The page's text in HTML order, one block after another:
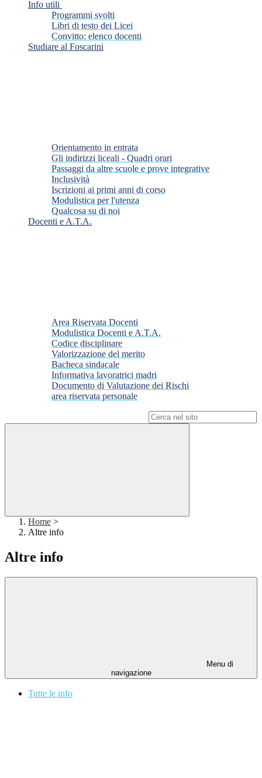
Info utili
Programmi svolti
Libri di testo dei Licei
Convitto: elenco docenti
Studiare al Foscarini
Orientamento in entrata
Gli indirizzi liceali - Quadri orari
Passaggi da altre scuole e prove integrative
Inclusività
Iscrizioni ai primi anni di corso
Modulistica per l'utenza
Qualcosa su di noi
Docenti e A.T.A.
Area Riservata Docenti
Modulistica Docenti e A.T.A.
Codice disciplinare
Valorizzazione del merito
Bacheca sindacale
Informativa lavoratrici madri
Documento di Valutazione dei Rischi
area riservata personale
Home >
Altre info
Altre info
Menu di
navigazione
Tutte le info